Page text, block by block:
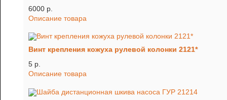
6000 p.
Описание товара
Винт крепления кожуха рулевой колонки 2121*
5 p.
Описание товара